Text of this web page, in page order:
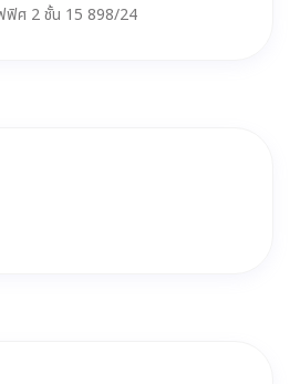
ฟิศ 2 ชั้น 15 898/24